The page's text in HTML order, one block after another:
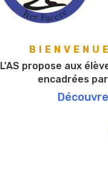
L'AS propose aux
encadrées